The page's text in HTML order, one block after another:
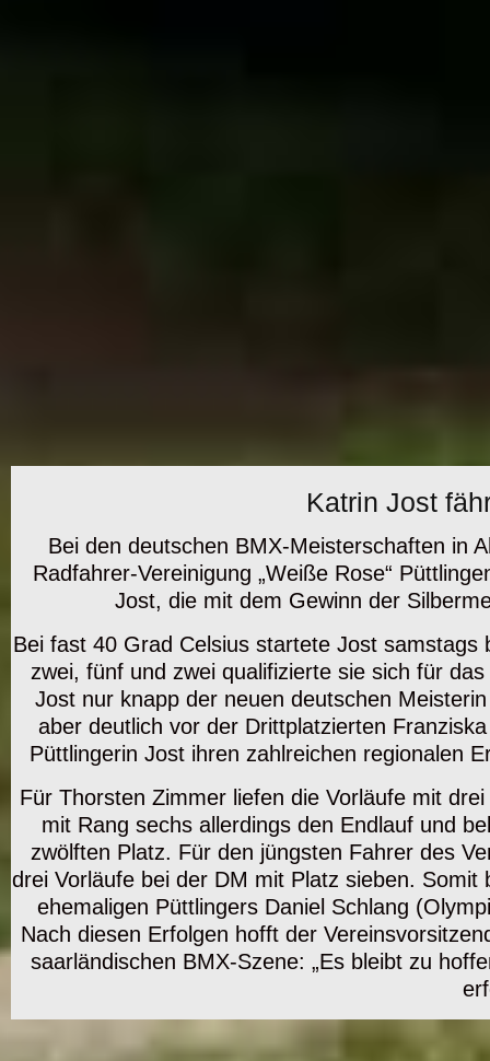
Katrin Jost
Bei den deutschen BMX-Meisterschaften in
Radfahrer-Vereinigung „Weiße Rose“
Jost, die mit dem Gewinn der
Bei fast 40 Grad Celsius startete Jost
zwei, fünf und zwei qualifizierte sie sich für
Jost nur knapp der neuen deutschen
aber deutlich vor der Drittplatzierten
Püttlingerin Jost ihren zahlreichen regionalen
Für Thorsten Zimmer liefen die Vorläufe mit
mit Rang sechs allerdings den Endlauf und
zwölften Platz. Für den jüngsten Fahrer des
drei Vorläufe bei der DM mit Platz sieben.
ehemaligen Püttlingers Daniel Schlang
Nach diesen Erfolgen hofft der
saarländischen BMX-Szene: „Es bleibt zu